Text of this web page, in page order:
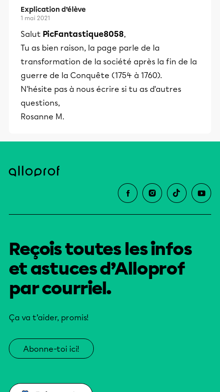
Explication d’élève
1 mai 2021
Salut PicFantastique8058,
Tu as bien raison, la page parle de la
transformation de la société après la fin de la
guerre de la Conquête (1754 à 1760).
N'hésite pas à nous écrire si tu as d'autres
questions,
Rosanne M.
Reçois toutes les infos
et astuces d’Alloprof
par courriel.
Ça va t’aider, promis!
Abonne-toi ici!